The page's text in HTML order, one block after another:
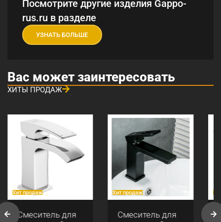
Посмотрите другие изделия Gappo-
rus.ru в разделе
УЗНАТЬ БОЛЬШЕ
Вас может заинтересовать
ХИТЫ ПРОДАЖ
Хит продаж
Смеситель для
Хит продаж
Смеситель для